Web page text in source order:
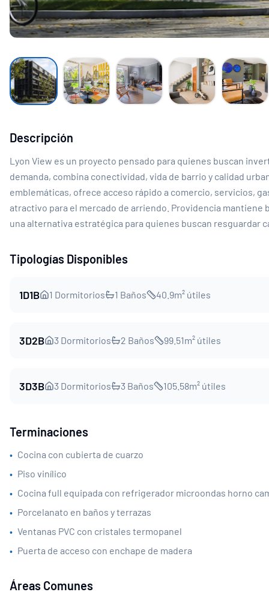
Descripción
Lyon View es un proyecto pensado para quienes buscan
demanda, combina conectividad, vida de barrio y calidad
emblemáticas, ofrece acceso rápido a comercio, servicios,
atractivo para el mercado de arriendo. Providencia mantiene
una alternativa estratégica para quienes buscan resguardar
Tipologías Disponibles
1D1B 1 Dormitorios 1 Baños 40.9m² útiles
3D2B 3 Dormitorios 2 Baños 99.51m² útiles
3D3B 3 Dormitorios 3 Baños 105.58m² útiles
Terminaciones
• Cocina con cubierta de cuarzo
• Piso vinílico
• Cocina full equipada con refrigerador microondas horno
• Porcelanato en baños y terrazas
• Ventanas PVC con cristales termopanel
• Puerta de acceso con enchape de madera
Áreas Comunes